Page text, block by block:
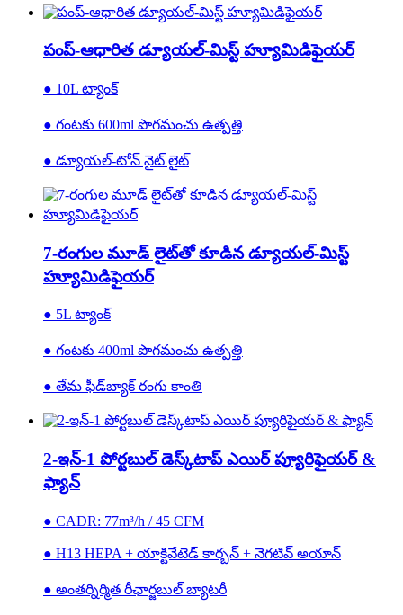
పంప్-ఆధారిత డ్యూయల్-మిస్ట్ హ్యూమిడిఫైయర్
● 10L ట్యాంక్
● గంటకు 600ml పొగమంచు ఉత్పత్తి
● డ్యూయల్-టోన్ నైట్ లైట్
7-రంగుల మూడ్ లైట్‌తో కూడిన డ్యూయల్-మిస్ట్
హ్యూమిడిఫైయర్
● 5L ట్యాంక్
● గంటకు 400ml పొగమంచు ఉత్పత్తి
● తేమ ఫీడ్‌బ్యాక్ రంగు కాంతి
2-ఇన్-1 పోర్టబుల్ డెస్క్‌టాప్ ఎయిర్ ప్యూరిఫైయర్ &
ఫ్యాన్
● CADR: 77m³/h / 45 CFM
● H13 HEPA + యాక్టివేటెడ్ కార్బన్ + నెగటివ్ అయాన్
● అంతర్నిర్మిత రీఛార్జబుల్ బ్యాటరీ